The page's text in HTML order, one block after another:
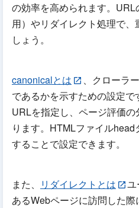
の効率を高められます。
用）やリダイレクト処理で、
しょう。
canonicalとは
、クローラ
であるかを示すための設定
URLを指定し、ページ評価
ります。HTMLファイル
することで設定できます。
また、 リダイレクトとは
ユ
あるWebページに訪問した